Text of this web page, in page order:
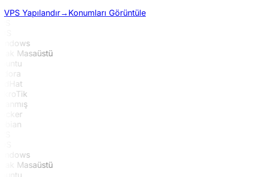
VPS Yapılandır→ Konumları Görüntüle
Masaüstü
Masaüstü